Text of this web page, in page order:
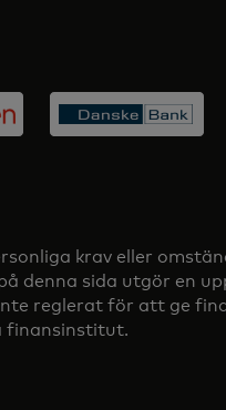
krav eller
denna sida utgör en
reglerat för att ge
finansinstitut.